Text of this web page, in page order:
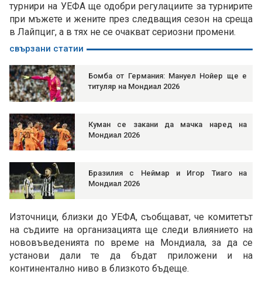
турнири на УЕФА ще одобри регулациите за турнирите
при мъжете и жените през следващия сезон на среща
в Лайпциг, а в тях не се очакват сериозни промени.
свързани статии
Бомба от Германия: Мануел Нойер ще е
титуляр на Мондиал 2026
Куман се закани да мачка наред на
Мондиал 2026
Бразилия с Неймар и Игор Тиаго на
Мондиал 2026
Източници, близки до УЕФА, съобщават, че комитетът
на съдиите на организацията ще следи влиянието на
нововъведенията по време на Мондиала, за да се
установи дали те да бъдат приложени и на
континентално ниво в близкото бъдеще.